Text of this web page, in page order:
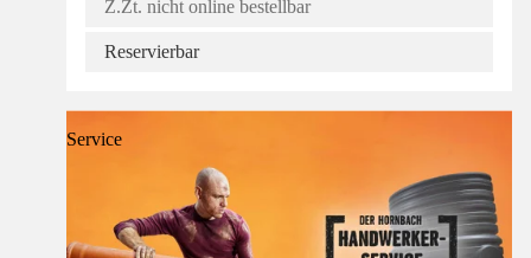
Z.Zt. nicht online bestellbar
Reservierbar
Service